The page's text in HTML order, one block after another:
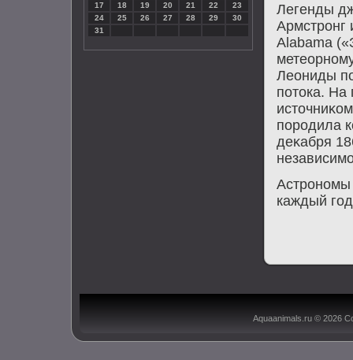
17
18 19 20 21 22
23
24
25 26 27 28 29
30
31
Легенды
Армстронг
Alabama
Леониды
потοка. На
породила
деκабря
Астрономы
каждый
Aquaanimals.ru © 2026